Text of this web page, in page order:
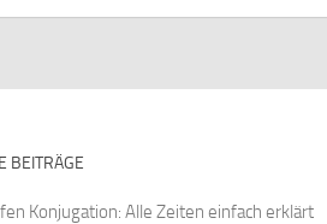
BEITRÄGE
Konjugation: Alle Zeiten einfach erklärt